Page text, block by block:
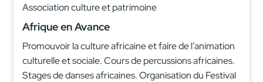
Association culture et patrimoine
Afrique en Avance
Promouvoir la culture africaine et faire de l’animation
culturelle et sociale. Cours de percussions africaines.
Stages de danses africaines. Organisation du Festival